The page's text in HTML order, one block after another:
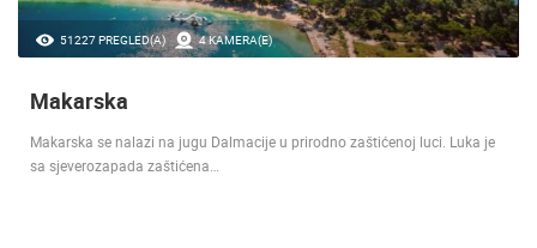
51227 PREGLED(A) 4 KAMERA(E)
Makarska
Makarska se nalazi na jugu Dalmacije u prirodno zaštićenoj luci. Luka je
sa sjeverozapada zaštićena…